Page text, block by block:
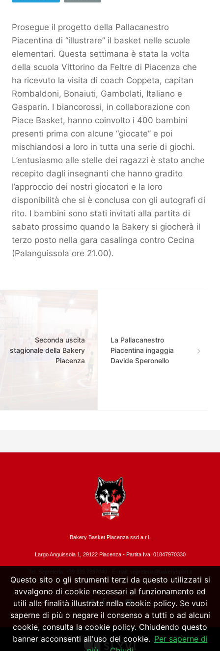
Prosegue il progetto della Pallacanestro
Piacentina di “illustrare” il basket nelle scuole
elementari. Questa settimana è stata la volta
della scuola Vittorino da Feltre di Piacenza che
ha ricevuto la visita di coach Coppeta, capitan
Rombaldoni, Bonaiuti, Gambolati, Italiano e
Gasparin. I biancorossi, in collaborazione con
Piace Basket, hanno coinvolto i 400 bambini
presenti prima con alcune “giocate” e poi
mischiandosi a loro in tutta una serie di giochi.
L’entusiasmo alle stelle dei ragazzi è stato anche
recepito dagli insegnanti che hanno gradito
l’approccio dei nostri giocatori e la loro
disponibilità che si è conclusa con gli autografi di
rito. I bambini sono stati invitati alla partita di
sabato prossimo quando la Bakery si giocherà il
terzo posto nella gara casalinga contro Cecina
(Palanguissola ore 21.00).
Seconda uscita
stagionale della Bakery
Piacenza
La Pallacanestro
Piacentina ingaggia
Davide Speronello
Bakery Basket Piacenza ssd a.r.l.
Largo Anguissola 1, 29122 Piacenza - Partita Iva: 01847970330
Tel. Segreteria: +39 335.7897040 - E-mail: segreteria@bakerysport.it
Questo sito o gli strumenti terzi da questo utilizzati si
avvalgono di cookie necessari al funzionamento ed
utili alle finalità illustrate nella cookie policy. Se vuoi
saperne di più o negare il consenso a tutti o ad alcuni
cookie, consulta la cookie policy. Chiudendo questo
banner acconsenti all'uso dei cookie. Per saperne di